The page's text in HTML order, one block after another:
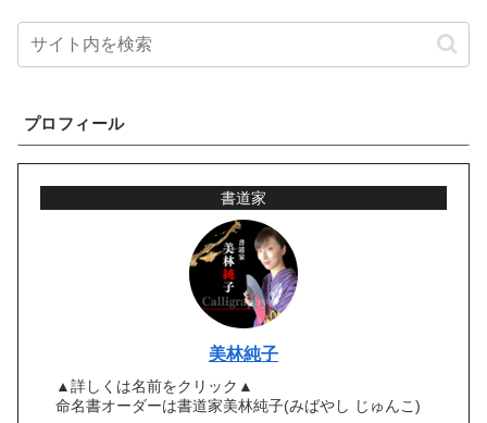
プロフィール
書道家
美林純子
▲詳しくは名前をクリック▲
命名書オーダーは書道家美林純子(みばやし じゅんこ)